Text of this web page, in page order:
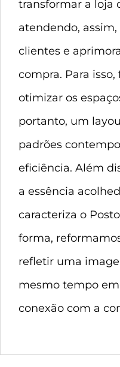
transformar a loja
atendendo,
clientes e
compra. Para
otimizar os
portanto, um
padrões
eficiência. Além
a essência
caracteriza o
forma,
refletir uma
mesmo tempo
conexão com a